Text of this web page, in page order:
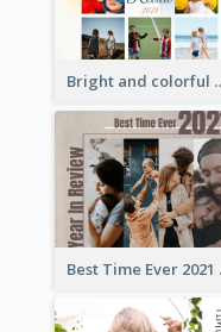
Bright and
Best